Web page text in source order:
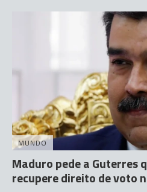
MUNDO
Maduro pede a Guterres
recupere direito de voto